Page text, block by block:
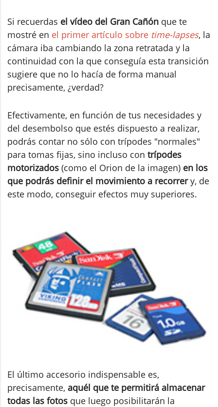
Si recuerdas el vídeo del Gran Cañón que te
mostré en el primer artículo sobre time-lapses, la
cámara iba cambiando la zona retratada y la
continuidad con la que conseguía esta transición
sugiere que no lo hacía de forma manual
precisamente, ¿verdad?
Efectivamente, en función de tus necesidades y
del desembolso que estés dispuesto a realizar,
podrás contar no sólo con trípodes "normales"
para tomas fijas, sino incluso con trípodes
motorizados (como el Orion de la imagen) en los
que podrás definir el movimiento a recorrery, de
este modo, conseguir efectos muy superiores.
El último accesorio indispensable es,
precisamente, aquél que te permitirá almacenar
todas las fotos que luego posibilitarán la